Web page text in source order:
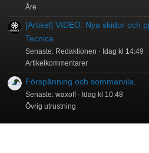
Åre
[Artikel] VIDEO: Nya skidor och
Tecnica
Senaste: Redaktionen
Idag kl 14:49
Artikelkommentarer
Förspänning och sommarvila.
Senaste: waxoff
Idag kl 10:48
Övrig utrustning